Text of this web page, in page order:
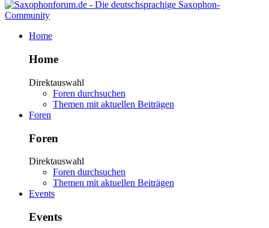
Home
Home
Direktauswahl
Foren durchsuchen
Themen mit aktuellen Beiträgen
Foren
Foren
Direktauswahl
Foren durchsuchen
Themen mit aktuellen Beiträgen
Events
Events